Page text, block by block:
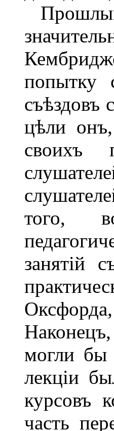
попытку
съѣздовъ
цѣли
своихъ
того,
занятій
Наконецъ,
могли бы
лекціи
курсовъ
часть